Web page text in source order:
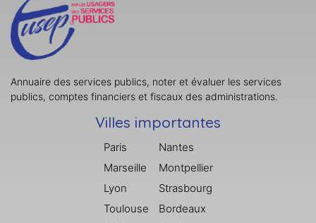
Annuaire des services publics, noter et évaluer les services
publics, comptes financiers et fiscaux des administrations.
Villes importantes
Paris
Marseille
Lyon
Toulouse
Nantes
Montpellier
Strasbourg
Bordeaux